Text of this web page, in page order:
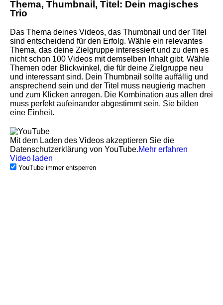
Mit dem Laden des Videos akzeptieren Sie die
Datenschutzerklärung von YouTube.Mehr erfahren
Video laden
YouTube immer entsperren
Thema, Thumbnail, Titel: Dein magisches
Trio
Das Thema deines Videos, das Thumbnail und der Titel
sind entscheidend für den Erfolg. Wähle ein relevantes
Thema, das deine Zielgruppe interessiert und zu dem es
nicht schon 100 Videos mit demselben Inhalt gibt. Wähle
Themen oder Blickwinkel, die für deine Zielgruppe neu
und interessant sind. Dein Thumbnail sollte auffällig und
ansprechend sein und der Titel muss neugierig machen
und zum Klicken anregen. Die Kombination aus allen drei
muss perfekt aufeinander abgestimmt sein. Sie bilden
eine Einheit.